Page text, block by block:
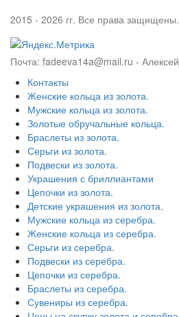
2015 - 2026 гг. Все права защищены.
Почта: fadeeva14a@mail.ru - Алексей
Контакты
Женские кольца из золота.
Мужские кольца из золота.
Золотые обручальные кольца.
Браслеты из золота.
Серьги из золота.
Подвески из золота.
Украшения с бриллиантами
Цепочки из золота.
Детские украшения из золота.
Мужские кольца из серебра.
Женские кольца из серебра.
Серьги из серебра.
Подвески из серебра.
Цепочки из серебра.
Браслеты из серебра.
Сувениры из серебра.